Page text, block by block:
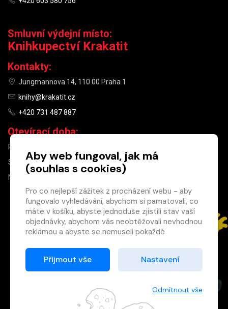
×
Máte u nás již
registrovaný
účet?
Registrací získáte slevu
na zboží ve výši 15 %
Registrovat
Smluvní výdejní místo:
Knihkupectví Krakatit
Kontakty:
Jungmannova 14, 110 00 Praha 1
knihy@krakatit.cz
+420 731 487 887
Otevírací doba:
PO–PÁ
SO
10:00–13:00
NE
Zásady cookies
Aby web fungoval, jak má
(souhlas s cookies)
Pro co nejlepší zážitek z procházení webu - aby
fungovalo vyhledávání, abychom si pamatovali, co
máte v košíku, abyste jednoduše zjistili stav vaší
objednávky, abychom vás neobtěžovali nevhodnou
reklamou a abyste se nemuseli pokaždé
Proto od vás potřebujeme souhlas se
zpracováním souborů cookies
Děkujeme, že nám ho dáte a pomůžete nám tak
Přijmout vše Nastavení
Odmítnout vše